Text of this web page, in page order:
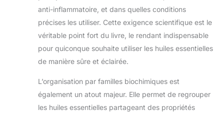
anti-inflammatoire, et dans quelles conditions
précises les utiliser. Cette exigence scientifique est le
véritable point fort du livre, le rendant indispensable
pour quiconque souhaite utiliser les huiles essentielles
de manière sûre et éclairée.
L’organisation par familles biochimiques est
également un atout majeur. Elle permet de regrouper
les huiles essentielles partageant des propriétés